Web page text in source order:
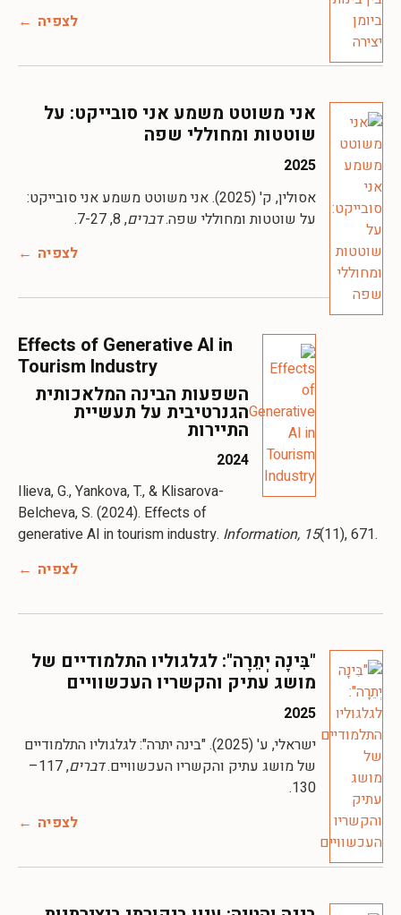
לצפיה
אני משוטט משמע אני סובייקט: על
שוטטות ומחוללי שפה
2025
אסולין, ק' (2025). אני משוטט משמע אני סובייקט:
על שוטטות ומחוללי שפה.דברים, 8, 7-27.
לצפיה
Effects of Generative AI in
Tourism Industry
השפעות הבינה המלאכותית
הגנרטיבית על תעשיית
התיירות
2024
Ilieva, G., Yankova, T., & Klisarova-
Belcheva, S. (2024). Effects of
generative AI in tourism industry. Information, 15(11), 671.
לצפיה
"בִּינָה יְתֵרָה": לגלגוליו התלמודיים של
מושג עתיק והקשריו העכשוויים
2025
ישראלי, ע' (2025). "בינה יתרה": לגלגוליו התלמודיים
של מושג עתיק והקשריו העכשוויים.דברים
, 117–
130.
לצפיה